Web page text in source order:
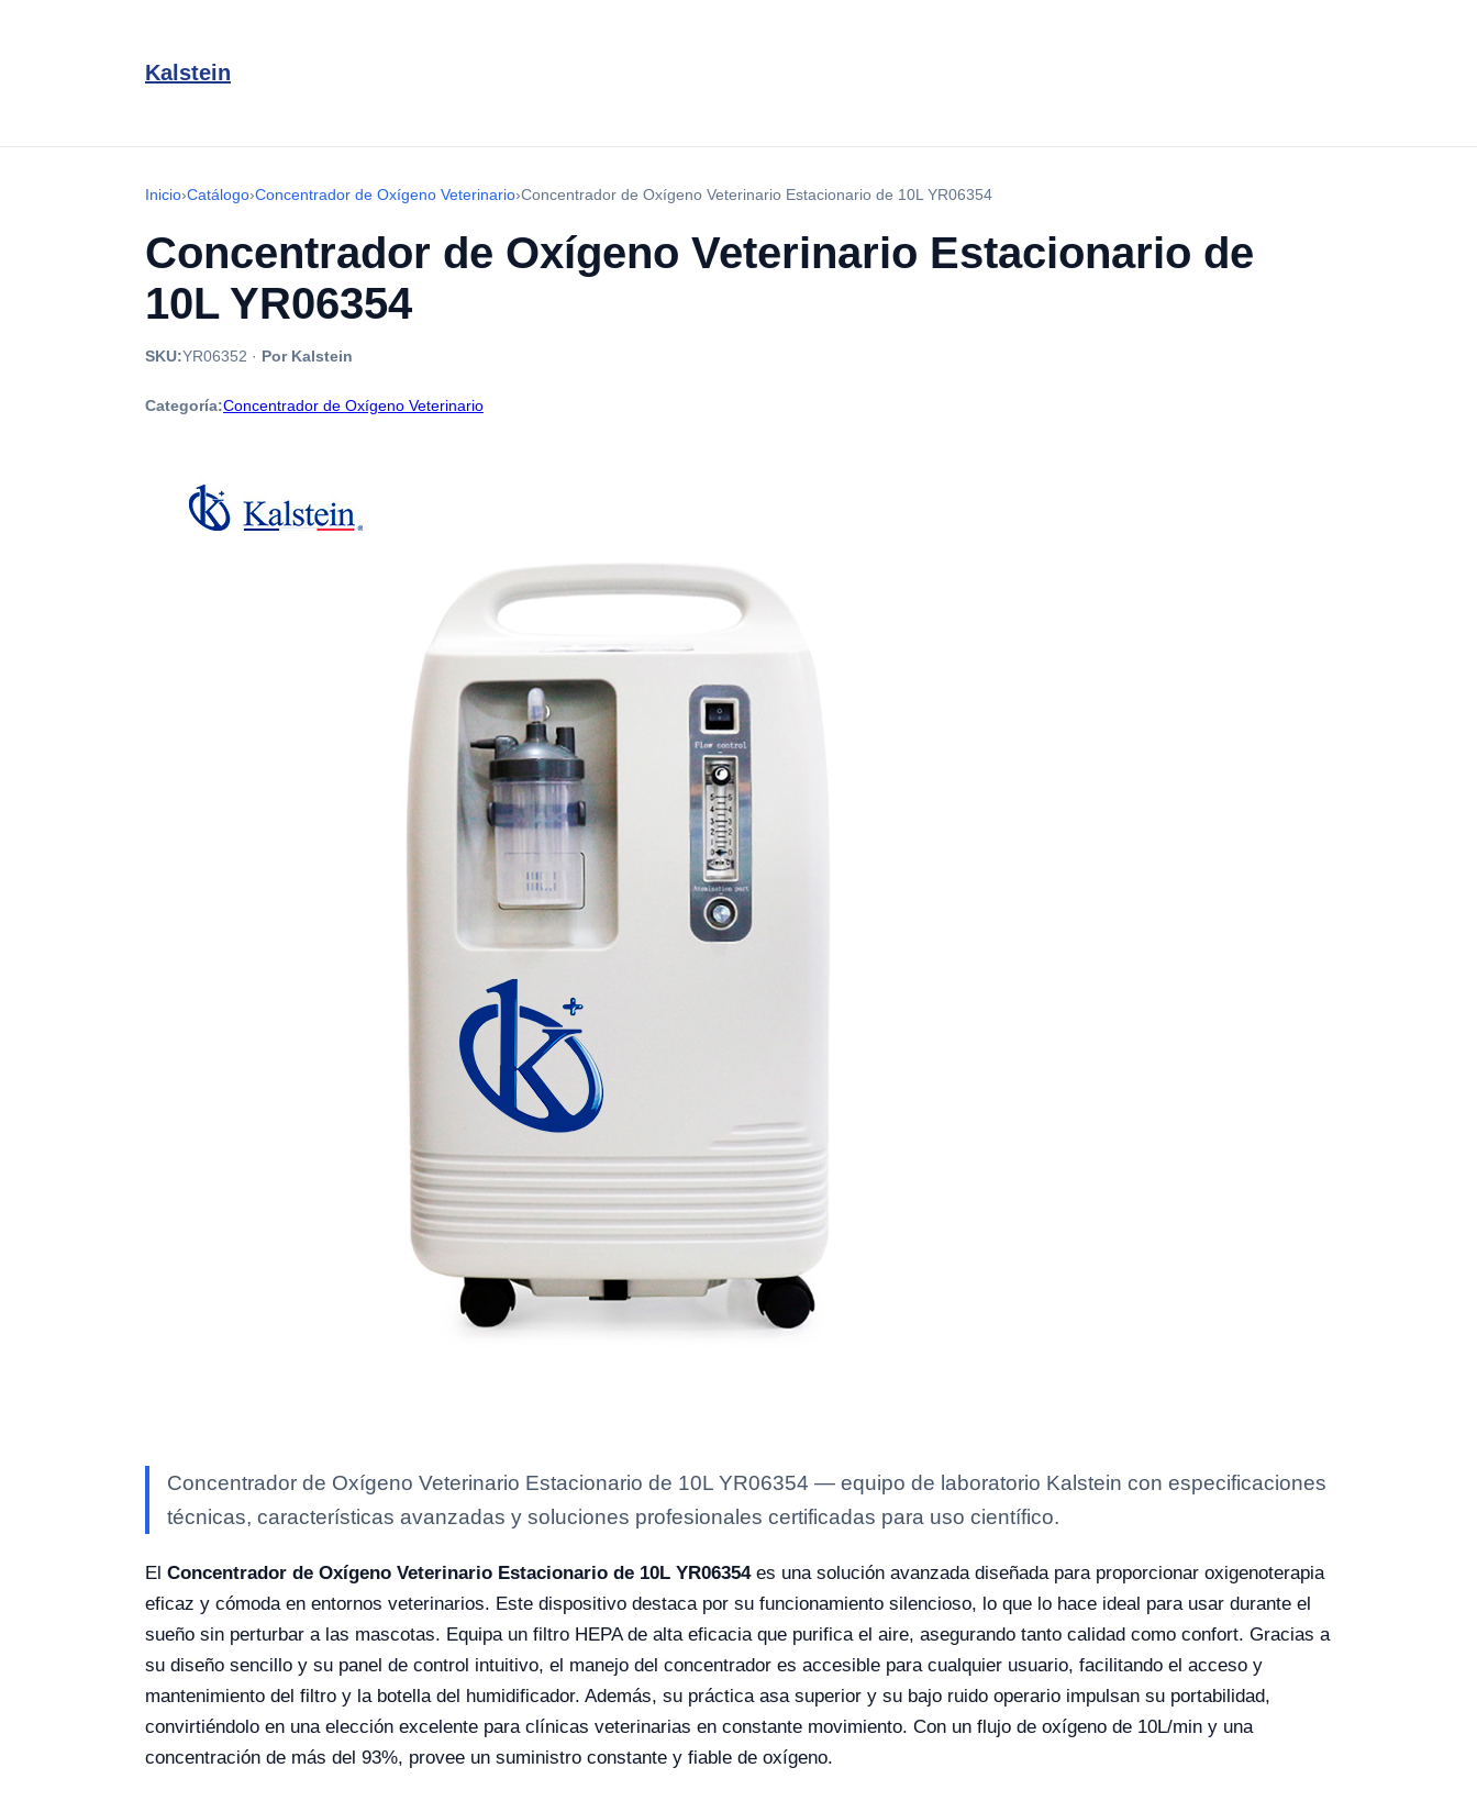
Kalstein
Inicio›Catálogo›Concentrador de Oxígeno Veterinario›Concentrador de Oxígeno Veterinario Estacionario de 10L YR06354
Concentrador de Oxígeno Veterinario Estacionario de
10L YR06354
SKU:YR06352 · Por Kalstein
Categoría:Concentrador de Oxígeno Veterinario
Concentrador de Oxígeno Veterinario Estacionario de 10L YR06354 — equipo de laboratorio Kalstein con especificaciones
técnicas, características avanzadas y soluciones profesionales certificadas para uso científico.
El Concentrador de Oxígeno Veterinario Estacionario de 10L YR06354es una solución avanzada diseñada para proporcionar oxigenoterapia
eficaz y cómoda en entornos veterinarios. Este dispositivo destaca por su funcionamiento silencioso, lo que lo hace ideal para usar durante el
sueño sin perturbar a las mascotas. Equipa un filtro HEPA de alta eficacia que purifica el aire, asegurando tanto calidad como confort. Gracias a
su diseño sencillo y su panel de control intuitivo, el manejo del concentrador es accesible para cualquier usuario, facilitando el acceso y
mantenimiento del filtro y la botella del humidificador. Además, su práctica asa superior y su bajo ruido operario impulsan su portabilidad,
convirtiéndolo en una elección excelente para clínicas veterinarias en constante movimiento. Con un flujo de oxígeno de 10L/min y una
concentración de más del 93%, provee un suministro constante y fiable de oxígeno.